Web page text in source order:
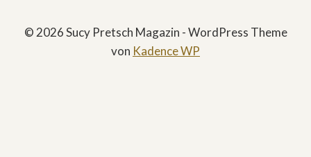
© 2026 Sucy Pretsch Magazin - WordPress Theme
von Kadence WP